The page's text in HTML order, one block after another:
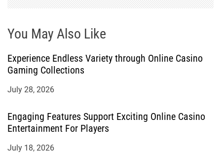
You May Also Like
Experience Endless Variety through Online Casino
Gaming Collections
July 28, 2026
Engaging Features Support Exciting Online Casino
Entertainment For Players
July 18, 2026